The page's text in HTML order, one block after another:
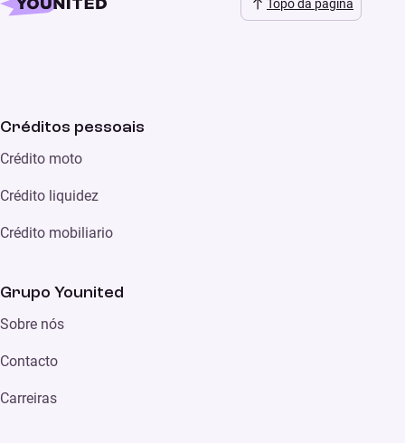
Topo da página
Créditos pessoais
Crédito moto
Crédito liquidez
Crédito mobiliario
Grupo Younited
Sobre nós
Contacto
Carreiras